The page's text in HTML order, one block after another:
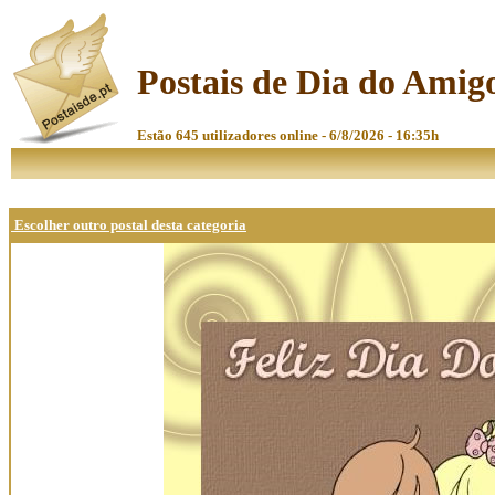
Postais de Dia do
Estão 645 utilizadores online - 6/8/2026 - 16:35h
Escolher outro postal desta categoria